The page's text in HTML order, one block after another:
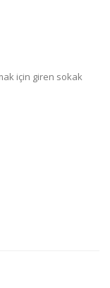
için giren sokak